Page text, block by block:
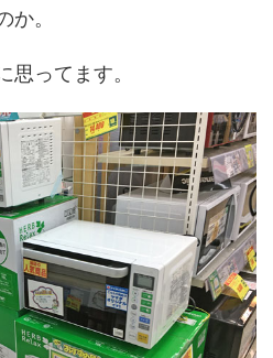
か。
思ってます。